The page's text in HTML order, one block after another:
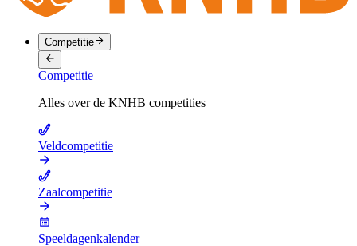
Competitie
Competitie
Alles over de KNHB competities
Veldcompetitie
Zaalcompetitie
Speeldagenkalender